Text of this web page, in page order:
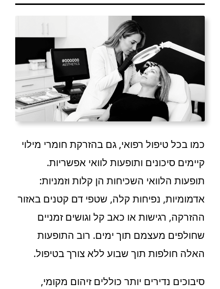
כמו בכל טיפול רפואי, גם בהזרקת חומרי מילוי
קיימים סיכונים ותופעות לוואי אפשריות.
תופעות הלוואי השכיחות הן קלות וזמניות:
אדמומיות, נפיחות קלה, שטפי דם קטנים באזור
ההזרקה, רגישות או כאב קל וגושים זמניים
שחולפים מעצמם תוך ימים. רוב התופעות
האלה חולפות תוך שבוע ללא צורך בטיפול.
סיבוכים נדירים יותר כוללים זיהום מקומי,